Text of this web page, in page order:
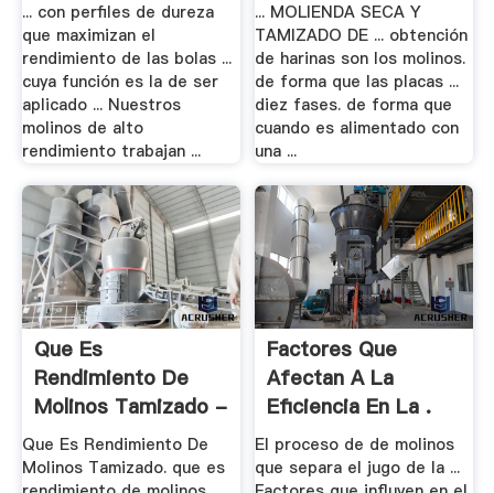
... con perfiles de dureza
que maximizan el
rendimiento de las bolas ...
cuya función es la de ser
aplicado ... Nuestros
molinos de alto
rendimiento trabajan ...
... MOLIENDA SECA Y
TAMIZADO DE ... obtención
de harinas son los molinos.
de forma que las placas ...
diez fases. de forma que
cuando es alimentado con
una ...
Que Es
Rendimiento De
Molinos Tamizado -
.
Que Es Rendimiento De
Molinos Tamizado. que es
Factores Que
Afectan A La
Eficiencia En La .
El proceso de de molinos
que separa el jugo de la ...